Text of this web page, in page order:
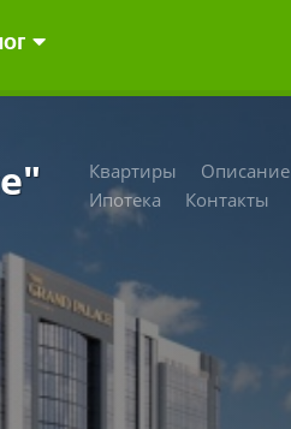
Квартиры
Описание
Ипотека
Контакты